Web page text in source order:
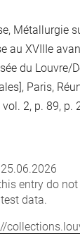
Métallurgie
au XVIIIe
du Louvre/
Paris,
2, p. 89, p.
entry do
data.